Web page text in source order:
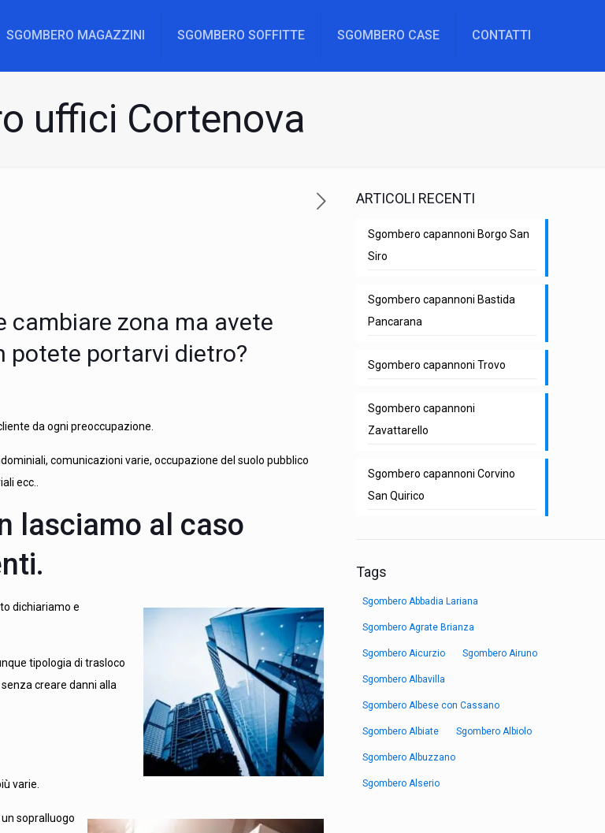
SGOMBERO MAGAZZINI SGOMBERO SOFFITTE SGOMBERO CASE CONTATTI
uffici Cortenova
cambiare zona ma avete
potete portarvi dietro?
da ogni preoccupazione.
comunicazioni varie, occupazione del suolo pubblico
ecc..
lasciamo al caso
dichiariamo e
tipologia di trasloco
creare danni alla
varie.
sopralluogo
ARTICOLI RECENTI
Sgombero capannoni Borgo San
Siro
Sgombero capannoni Bastida
Pancarana
Sgombero capannoni Trovo
Sgombero capannoni
Zavattarello
Sgombero capannoni Corvino
San Quirico
Tags
Sgombero Abbadia Lariana
Sgombero Agrate Brianza
Sgombero Aicurzio Sgombero Airuno
Sgombero Albavilla
Sgombero Albese con Cassano
Sgombero Albiate Sgombero Albiolo
Sgombero Albuzzano
Sgombero Alserio